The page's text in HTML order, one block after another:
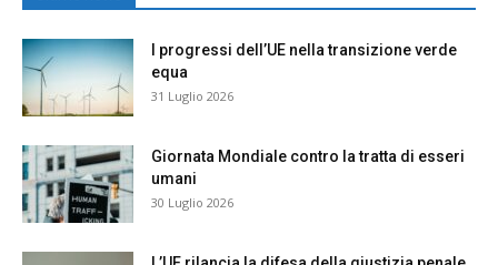
I progressi dell’UE nella transizione verde
equa
31 Luglio 2026
Giornata Mondiale contro la tratta di esseri
umani
30 Luglio 2026